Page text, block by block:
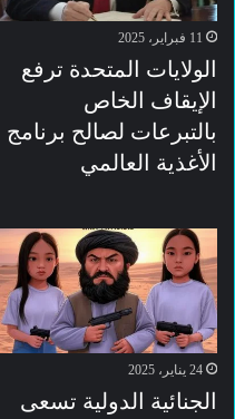
11 فبراير، 2025
الولايات المتحدة ترفع
الإيقاف الخاص
بالتبرعات لصالح برنامج
الأغذية العالمي
24 يناير، 2025
الجنائية الدولية تسعى